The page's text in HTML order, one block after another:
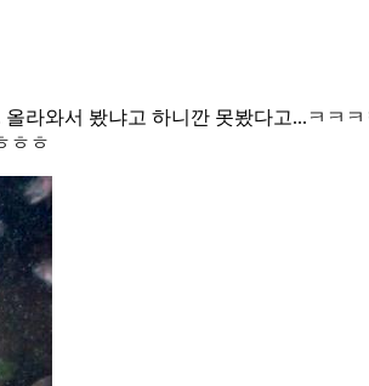
와서 봤냐고 하니깐 못봤다고...ㅋㅋ
ㅎㅎ